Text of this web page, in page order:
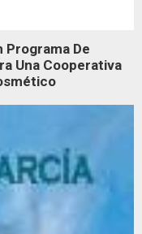
Programa De
Una Cooperativa